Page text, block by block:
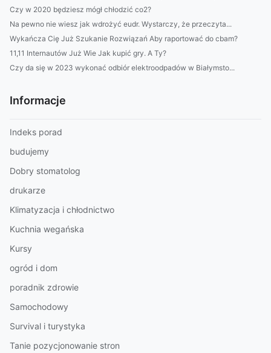
Czy w 2020 będziesz mógł chłodzić co2?
Na pewno nie wiesz jak wdrożyć eudr. Wystarczy, że przeczyta...
Wykańcza Cię Już Szukanie Rozwiązań Aby raportować do cbam?
11,11 Internautów Już Wie Jak kupić gry. A Ty?
Czy da się w 2023 wykonać odbiór elektroodpadów w Białymsto...
Informacje
Indeks porad
budujemy
Dobry stomatolog
drukarze
Klimatyzacja i chłodnictwo
Kuchnia wegańska
Kursy
ogród i dom
poradnik zdrowie
Samochodowy
Survival i turystyka
Tanie pozycjonowanie stron